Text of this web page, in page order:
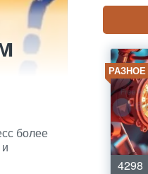
более
РАЗНОЕ
4298